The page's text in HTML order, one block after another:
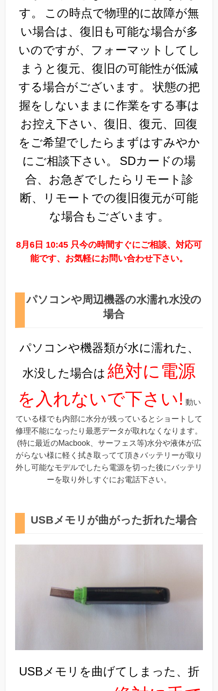
す。
この時点で物理的に故障が無
い場合は、復旧も可能な場合が多
いのですが、フォーマットしてし
まうと復元、復旧の可能性が低減
する場合がございます。
状態の把
握をしないままに作業をする事は
お控え下さい、復旧、復元、回復
をご希望でしたらまずはすみやか
にご相談下さい。
SDカードの場
合、お急ぎでしたらリモート診
断、リモートでの復旧復元が可能
な場合もございます。
8月6日 10:45 只今の時間すぐにご相談、対応可
能です、お気軽にお問い合わせ下さい。
パソコンや周辺機器の水濡れ水没の
場合
パソコンや機器類が水に濡れた、
水没した場合は 絶対に電源
を入れないで下さい! 動い
ている様でも内部に水分が残っているとショートして
修理不能になったり最悪データが取れなくなります。
(特に最近のMacbook、サーフェス等)水分や液体が広
がらない様に軽く拭き取ってて頂きバッテリーが取り
外し可能なモデルでしたら電源を切った後にバッテリ
ーを取り外しすぐにお電話下さい。
USBメモリが曲がった折れた場合
USBメモリを曲げてしまった、折